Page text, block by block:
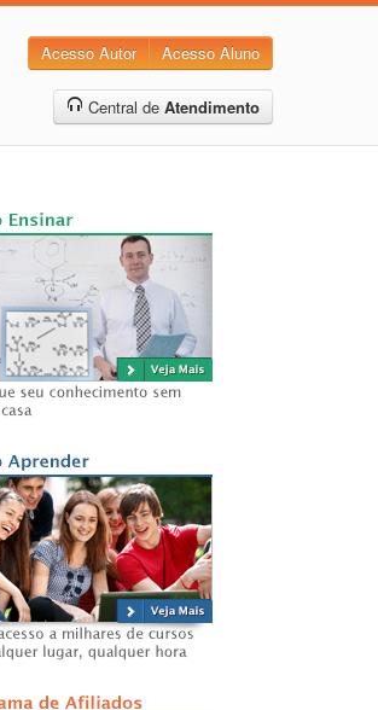
Acesso Autor Acesso Aluno
Central de Atendimento